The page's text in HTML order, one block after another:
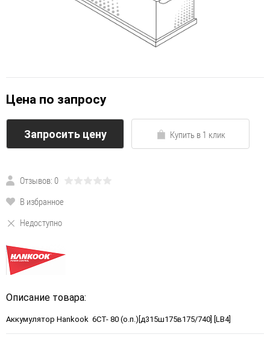
Цена по запросу
Запросить цену Купить в 1 клик
Отзывов: 0
В избранное
Недоступно
Описание товара:
Аккумулятор Hankook 6CT- 80 (о.п.)[д315ш175в175/740] [LB4]